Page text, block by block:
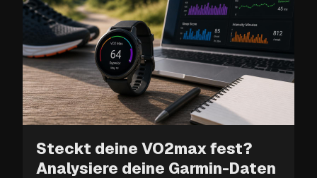
Steckt deine VO2max fest?
Analysiere deine Garmin-Daten